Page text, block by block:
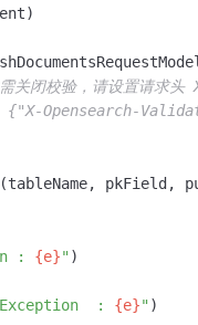
需关闭校验，请设置请
= {"X-Opensearch-
pkField,
: {e}" )
: {e}" )